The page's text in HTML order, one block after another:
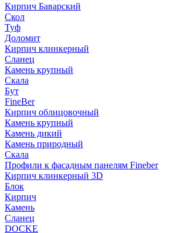
Кирпич Баварский
Скол
Туф
Доломит
Кирпич клинкерный
Сланец
Камень крупный
Скала
Бут
FineBer
Кирпич облицовочный
Камень крупный
Камень дикий
Камень природный
Скала
Профили к фасадным панелям Fineber
Кирпич клинкерный 3D
Блок
Кирпич
Камень
Сланец
DOCKE